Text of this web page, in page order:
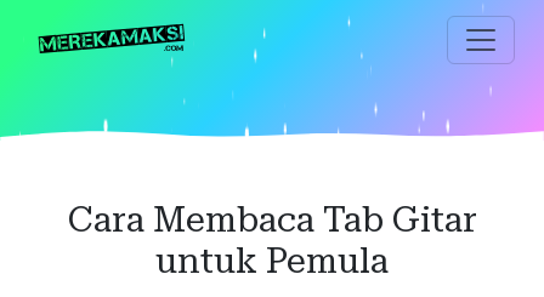
Cara Membaca Tab Gitar
untuk Pemula